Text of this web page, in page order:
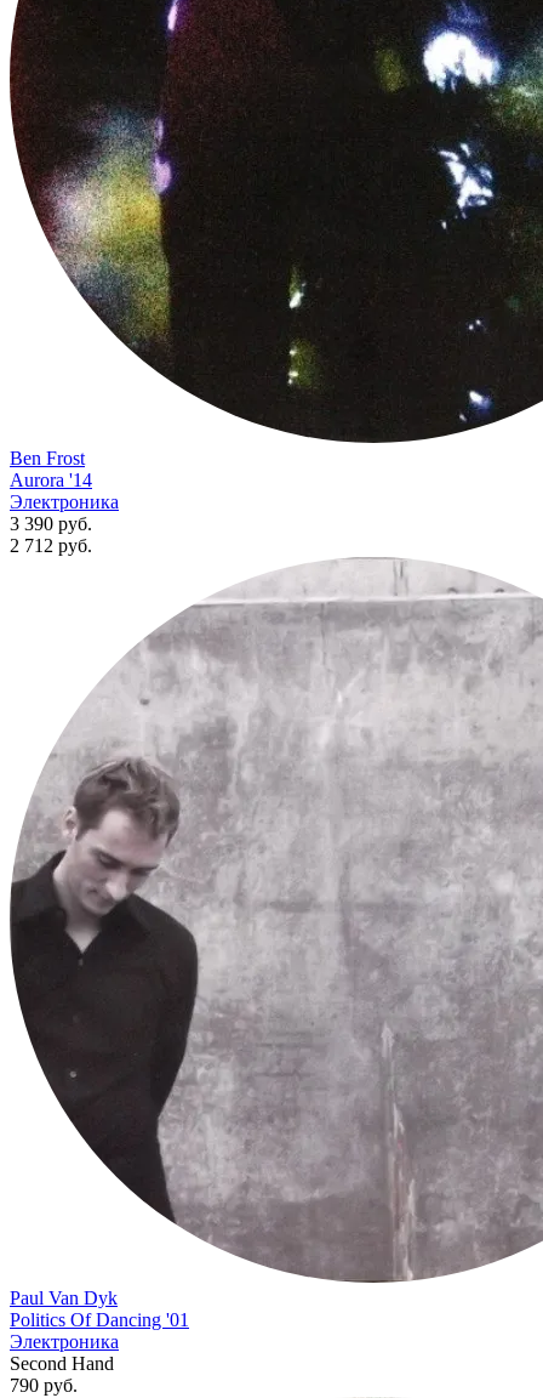
Ben Frost
Aurora '14
Электроника
3 390 руб.
2 712 руб.
Paul Van Dyk
Politics Of Dancing '01
Электроника
Second Hand
790 руб.